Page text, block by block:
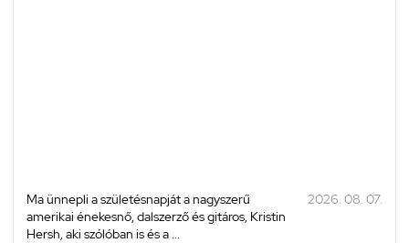
Ma ünnepli a születésnapját a nagyszerű
amerikai énekesnő, dalszerző és gitáros, Kristin
Hersh, aki szólóban is és a ...
2026. 08. 07.